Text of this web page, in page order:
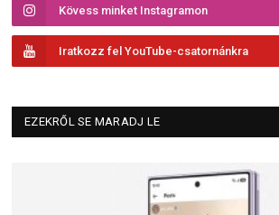
Kövess minket Instagramon
Iratkozz fel YouTube-csatornánkra
EZEKRŐL SE MARADJ LE